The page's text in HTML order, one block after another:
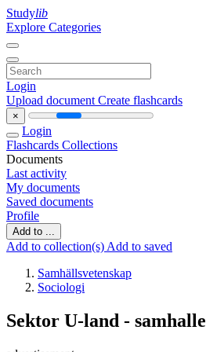
Studylib
Explore Categories
Login
Upload document Create flashcards
×
Login
Flashcards Collections
Documents
Last activity
My documents
Saved documents
Profile
Add to ...
Add to collection(s) Add to saved
Samhällsvetenskap
Sociologi
Sektor U-land - samhalle